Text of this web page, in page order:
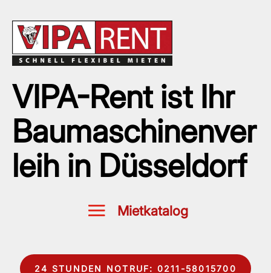
VIPA-Rent ist Ihr
Baumaschinenver
leih in Düsseldorf
24 STUNDEN NOTRUF: 0211-58015700